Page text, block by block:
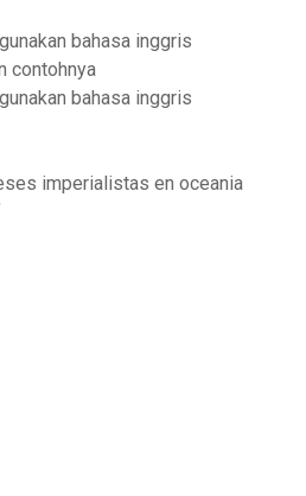
bahasa inggris
contohnya
bahasa inggris
imperialistas en oceania